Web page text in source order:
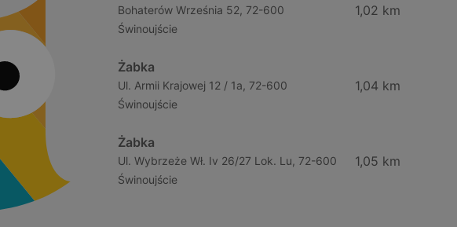
Bohaterów Września 52, 72-600
Świnoujście
1,02 km
Żabka
Ul. Armii Krajowej 12 / 1a, 72-600
Świnoujście
1,04 km
Żabka
Ul. Wybrzeże Wł. Iv 26/27 Lok. Lu, 72-600
Świnoujście
1,05 km